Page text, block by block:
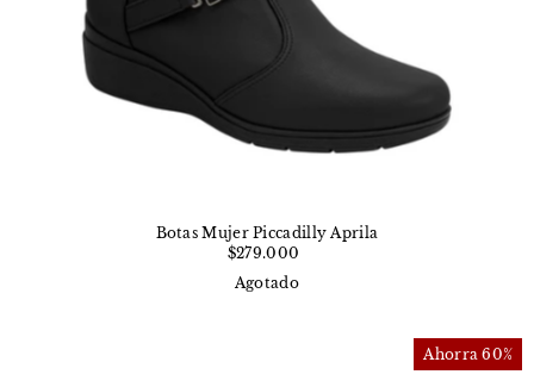
Botas Mujer Piccadilly Aprila
$279.000
Agotado
Ahorra 60%